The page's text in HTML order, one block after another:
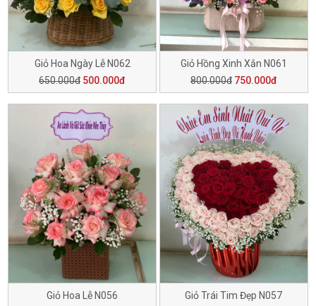
Giỏ Hoa Ngày Lễ N062
650.000đ 500.000đ
Giỏ Hồng Xinh Xắn N061
800.000đ 750.000đ
Giỏ Hoa Lễ N056
Giỏ Trái Tim Đẹp N057